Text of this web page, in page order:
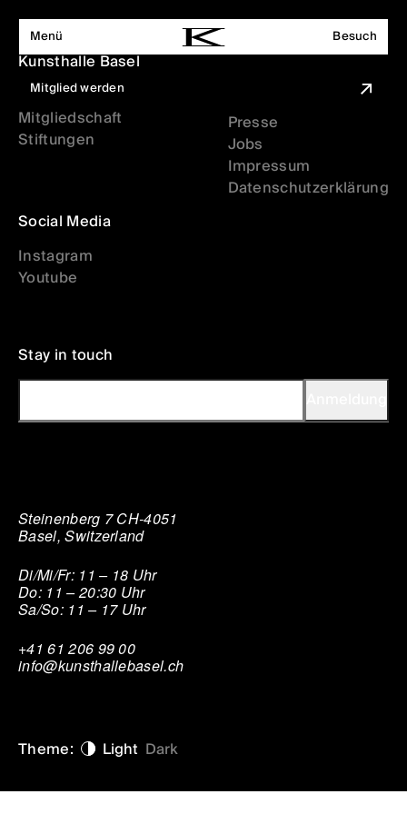
Besuch
Ausstellungen
Veranstaltungen
Kunstvermittlung
Buchladen
Über uns
Mitglied werden
Menü Besuch
Mitglied werden
Werden Sie Teil der
Kunsthalle Basel
Basler Kunstverein
Mitgliedschaft
Stiftungen
Presse
Jobs
Impressum
Datenschutzerklärung
Social Media
Instagram
Youtube
Stay in touch
Steinenberg 7 CH-4051
Basel, Switzerland
Di/Mi/Fr: 11 – 18 Uhr
Do: 11 – 20:30 Uhr
Sa/So: 11 – 17 Uhr
+41 61 206 99 00
info@kunsthallebasel.ch
Theme: Light Dark